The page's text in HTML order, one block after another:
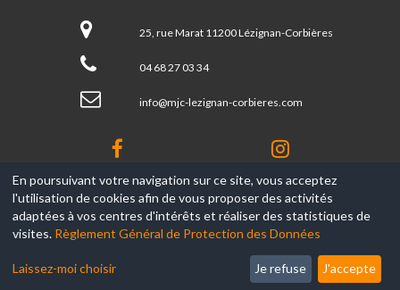
Lézignan-
Corbières
25, rue Marat 11200 Lézignan-Corbières
04 68 27 03 34
info@mjc-lezignan-corbieres.com
© 2017-2026, Ce site est propulsé par Aniapps.fr
CGV
En poursuivant votre navigation sur ce site, vous acceptez
l'utilisation de cookies afin de vous proposer des activités
adaptées à vos centres d'intérêts et réaliser des statistiques de
visites. Règlement Général de Protection des Données
Laissez-moi choisir Je refuse J'accepte